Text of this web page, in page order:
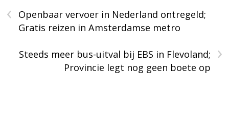
‹
Openbaar vervoer in Nederland ontregeld;
Gratis reizen in Amsterdamse metro
›
Steeds meer bus-uitval bij EBS in Flevoland;
Provincie legt nog geen boete op